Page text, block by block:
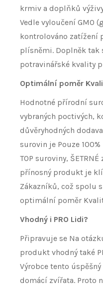
krmiv a doplňků
Vedle vyloučení GMO
kontrolováno zatížení
plísněmi. Doplněk
potravinářské kvality
Optimální poměr
Hodnotné přírodní
vybraných poctivých,
důvěryhodných
surovin je Pouze
TOP suroviny,
přínosný produkt je
Zákazníků, což spolu
optimální poměr
Vhodný i PRO Lidi?
Připravuje se Na
produkt vhodný také
Výrobce tento
domácí zvířata. Proto